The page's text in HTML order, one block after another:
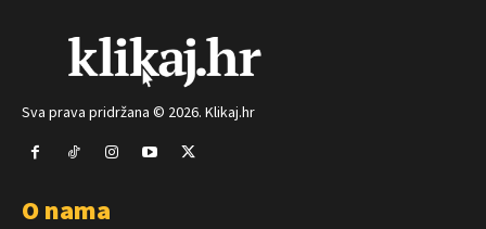
Sva prava pridržana © 2026. Klikaj.hr
O nama